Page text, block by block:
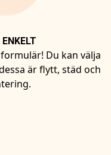
Du kan välja
är flytt, städ och